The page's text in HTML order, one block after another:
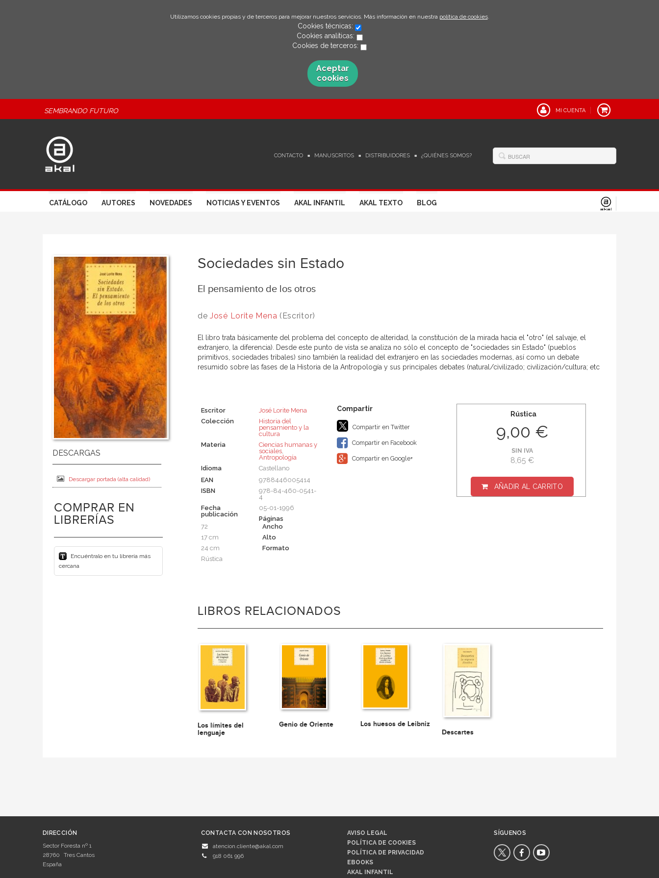
Utilizamos cookies propias y de terceros para mejorar nuestros servicios. Más información en nuestra política de cookies.
Cookies técnicas:
Cookies analíticas:
Cookies de terceros:
Aceptar
cookies
SEMBRANDO FUTURO MI CUENTA
CONTACTO MANUSCRITOS DISTRIBUIDORES ¿QUIÉNES SOMOS?
CATÁLOGO AUTORES NOVEDADES NOTICIAS Y EVENTOS AKAL INFANTIL AKAL TEXTO BLOG
Descargar portada (alta calidad)
COMPRAR EN
LIBRERÍAS
Encuéntralo en tu librería más
cercana
Sociedades sin Estado
El pensamiento de los otros
deJosé Lorite Mena (Escritor)
El libro trata básicamente del problema del concepto de alteridad, la constitución de la mirada hacia el "otro" (el salvaje, el
extranjero, la diferencia). Desde este punto de vista se analiza no sólo el concepto de "sociedades sin Estado" (pueblos
primitivos, sociedades tribales) sino también la realidad del extranjero en las sociedades modernas, así como un debate
resumido sobre las fases de la Historia de la Antropología y sus principales debates (natural/civilizado; civilización/cultura; etc
Escritor
José Lorite Mena
Colección
Historia del
pensamiento y la
cultura
Materia
Ciencias humanas y
sociales,
Antropología
Idioma
Castellano
EAN
9788446005414
ISBN
978-84-460-0541-
4
Fecha
publicación
05-01-1996
Páginas
72
Ancho
17 cm
Alto
24 cm
Formato
Rústica
Compartir en Twitter
Compartir en Facebook
Compartir en Google+
Rústica
9,00 €
SIN IVA
8,65 €
AÑADIR AL CARRITO
LIBROS RELACIONADOS
Los límites del
lenguaje
Genio de Oriente
Los huesos de Leibniz
Descartes
DIRECCIÓN
Sector Foresta nº 1
28760
Tres Cantos
España
CONTACTA CON NOSOTROS
atencion.cliente@akal.com
918 061 996
AVISO LEGAL
POLÍTICA DE COOKIES
POLÍTICA DE PRIVACIDAD
EBOOKS
AKAL INFANTIL
SÍGUENOS